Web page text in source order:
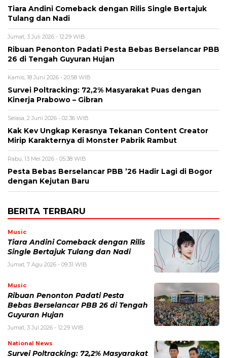
Tiara Andini Comeback dengan Rilis Single Bertajuk
Tulang dan Nadi
Jumat, 3 Juli 2026 - 12:29 WIB
Ribuan Penonton Padati Pesta Bebas Berselancar PBB
26 di Tengah Guyuran Hujan
Kamis, 18 Juni 2026 - 20:58 WIB
Survei Poltracking: 72,2% Masyarakat Puas dengan
Kinerja Prabowo – Gibran
Selasa, 2 Juni 2026 - 02:36 WIB
Kak Kev Ungkap Kerasnya Tekanan Content Creator
Mirip Karakternya di Monster Pabrik Rambut
Rabu, 13 Mei 2026 - 05:38 WIB
Pesta Bebas Berselancar PBB ’26 Hadir Lagi di Bogor
dengan Kejutan Baru
BERITA TERBARU
Music
Tiara Andini Comeback dengan Rilis
Single Bertajuk Tulang dan Nadi
Jumat, 7 Agu 2026 - 09:31 WIB
Music
Ribuan Penonton Padati Pesta
Bebas Berselancar PBB 26 di Tengah
Guyuran Hujan
Jumat, 3 Jul 2026 - 12:29 WIB
National News
Survei Poltracking: 72,2% Masyarakat